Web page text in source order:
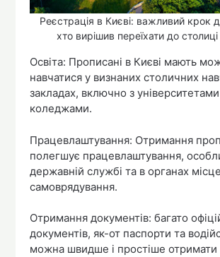
Реєстрація в Києві: важливий крок
хто вирішив переїхати до столиці
Освіта: Прописані в Києві мають
навчатися у визнаних столичних
закладах, включно з
коледжами.
Працевлаштування: Отримання
полегшує працевлаштування,
державній службі та в органах
самоврядування.
Отримання документів: багато
документів, як-от паспорти та
можна швидше і простіше отримати